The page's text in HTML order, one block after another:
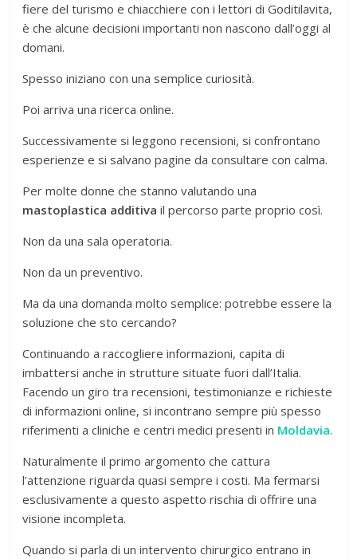
fiere del turismo e chiacchiere con i lettori di Goditilavita,
è che alcune decisioni importanti non nascono dall’oggi al
domani.
Spesso iniziano con una semplice curiosità.
Poi arriva una ricerca online.
Successivamente si leggono recensioni, si confrontano
esperienze e si salvano pagine da consultare con calma.
Per molte donne che stanno valutando una
mastoplastica additiva il percorso parte proprio così.
Non da una sala operatoria.
Non da un preventivo.
Ma da una domanda molto semplice: potrebbe essere la
soluzione che sto cercando?
Continuando a raccogliere informazioni, capita di
imbattersi anche in strutture situate fuori dall’Italia.
Facendo un giro tra recensioni, testimonianze e richieste
di informazioni online, si incontrano sempre più spesso
riferimenti a cliniche e centri medici presenti in Moldavia.
Naturalmente il primo argomento che cattura
l’attenzione riguarda quasi sempre i costi. Ma fermarsi
esclusivamente a questo aspetto rischia di offrire una
visione incompleta.
Quando si parla di un intervento chirurgico entrano in